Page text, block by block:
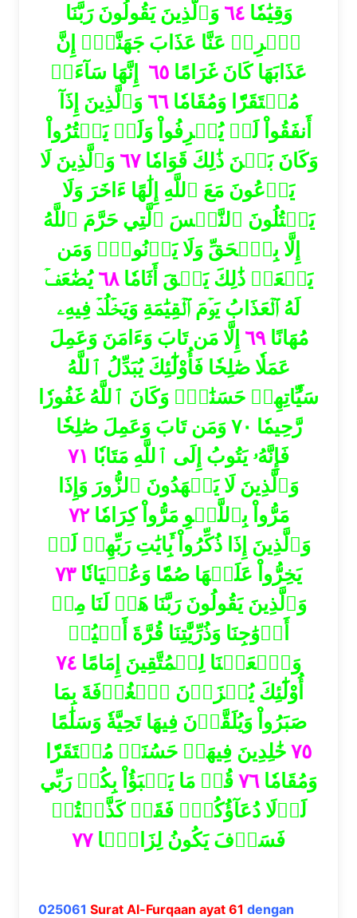
وَقِيَٰمٗا٦٤ وَٱلَّذِينَ يَقُولُونَ رَبَّنَا
ٱصۡرِفۡ عَنَّا عَذَابَ جَهَنَّمَۖ إِنَّ
عَذَابَهَا كَانَ غَرَامًا ٦٥ إِنَّهَا سَآءَتۡ
مُسۡتَقَرّٗا وَمُقَامٗا٦٦ وَٱلَّذِينَ إِذَآ
أَنفَقُواْ لَمۡ يُسۡرِفُواْ وَلَمۡ يَقۡتُرُواْ
وَكَانَ بَيۡنَ ذَٰلِكَ قَوَامٗا٦٧ وَٱلَّذِينَ لَا
يَدۡعُونَ مَعَ ٱللَّهِ إِلَٰهًا ءَاخَرَ وَلَا
يَقۡتُلُونَ ٱلنَّفۡسَ ٱلَّتِي حَرَّمَ ٱللَّهُ
إِلَّا بِٱلۡحَقِّ وَلَا يَزۡنُونَۚ وَمَن
يَفۡعَلۡ ذَٰلِكَ يَلۡقَ أَثَامٗا٦٨ يُضَٰعَفۡ
لَهُ ٱلۡعَذَابُ يَوۡمَ ٱلۡقِيَٰمَةِ وَيَخۡلُدۡ فِيهِۦ
مُهَانًا٦٩ إِلَّا مَن تَابَ وَءَامَنَ وَعَمِلَ
عَمَلٗا صَٰلِحٗا فَأُوْلَٰٓئِكَ يُبَدِّلُ ٱللَّهُ
سَيِّ‍َٔاتِهِمۡ حَسَنَٰتٖۗ وَكَانَ ٱللَّهُ غَفُورٗا
رَّحِيمٗا ٧٠ وَمَن تَابَ وَعَمِلَ صَٰلِحٗا
فَإِنَّهُۥ يَتُوبُ إِلَى ٱللَّهِ مَتَابٗا ٧١
وَٱلَّذِينَ لَا يَشۡهَدُونَ ٱلزُّورَ وَإِذَا
مَرُّواْ بِٱللَّغۡوِ مَرُّواْ كِرَامٗا٧٢
وَٱلَّذِينَ إِذَا ذُكِّرُواْ بِ‍َٔايَٰتِ رَبِّهِمۡ لَمۡ
يَخِرُّواْ عَلَيۡهَا صُمّٗا وَعُمۡيَانٗا٧٣
وَٱلَّذِينَ يَقُولُونَ رَبَّنَا هَبۡ لَنَا مِنۡ
أَزۡوَٰجِنَا وَذُرِّيَّٰتِنَا قُرَّةَ أَعۡيُنٖ
وَٱجۡعَلۡنَا لِلۡمُتَّقِينَ إِمَامًا ٧٤
أُوْلَٰٓئِكَ يُجۡزَوۡنَ ٱلۡغُرۡفَةَ بِمَا
صَبَرُواْ وَيُلَقَّوۡنَ فِيهَا تَحِيَّةٗ وَسَلَٰمًا
٧٥ خَٰلِدِينَ فِيهَاۚ حَسُنَتۡ مُسۡتَقَرّٗا
وَمُقَامٗا٧٦ قُلۡ مَا يَعۡبَؤُاْ بِكُمۡ رَبِّي
لَوۡلَا دُعَآؤُكُمۡۖ فَقَدۡ كَذَّبۡتُمۡ
فَسَوۡفَ يَكُونُ لِزَامَۢا٧٧
025061 Surat Al-Furqaan ayat 61 dengan